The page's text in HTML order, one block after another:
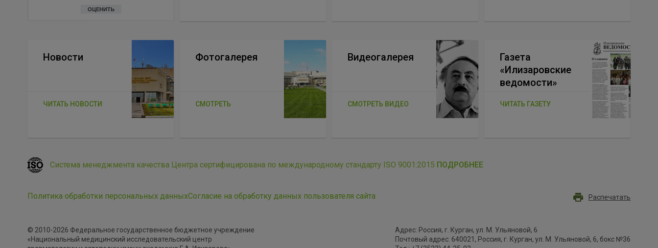
ОЦЕНИТЬ
Новости
ЧИТАТЬ НОВОСТИ
Фотогалерея
СМОТРЕТЬ
Видеогалерея
СМОТРЕТЬ ВИДЕО
Газета
«Илизаровские
ведомости»
ЧИТАТЬ ГАЗЕТУ
Система менеджмента качества Центра сертифицирована по международному стандарту ISO 9001:2015 ПОДРОБНЕЕ
Политика обработки персональных данныхСогласие на обработку данных пользователя сайта Распечатать
© 2010-2026 Федеральное государственное бюджетное учреждение
«Национальный медицинский исследовательский центр
Адрес: Россия, г. Курган, ул. М. Ульяновой, 6
Почтовый адрес: 640021, Россия, г. Курган, ул. М. Ульяновой, 6, бокс №36